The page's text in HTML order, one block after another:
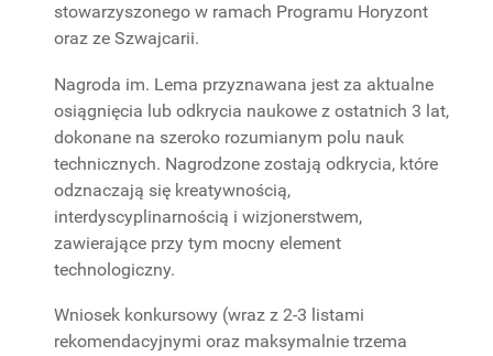
stowarzyszonego w ramach Programu Horyzont
oraz ze Szwajcarii.
Nagroda im. Lema przyznawana jest za aktualne
osiągnięcia lub odkrycia naukowe z ostatnich 3 lat,
dokonane na szeroko rozumianym polu nauk
technicznych. Nagrodzone zostają odkrycia, które
odznaczają się kreatywnością,
interdyscyplinarnością i wizjonerstwem,
zawierające przy tym mocny element
technologiczny.
Wniosek konkursowy (wraz z 2-3 listami
rekomendacyjnymi oraz maksymalnie trzema